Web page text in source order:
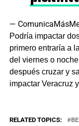
—
Podría impactar
primero entraría a
del viernes o
después cruzar y
impactar Veracruz
RELATED TOPICS: